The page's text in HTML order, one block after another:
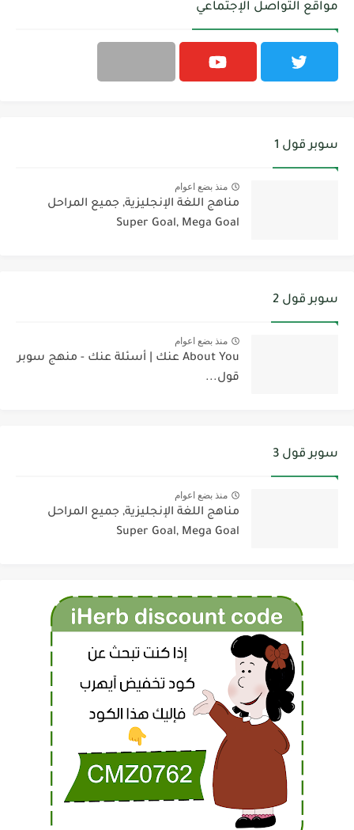
مواقع التواصل الإجتماعي
سوبر قول 1
منذ بضع اعوام
مناهج اللغة الإنجليزية, جميع المراحل
Super Goal, Mega Goal
سوبر قول 2
منذ بضع اعوام
About You عنك | أسئلة عنك - منهج سوبر
قول...
سوبر قول 3
منذ بضع اعوام
مناهج اللغة الإنجليزية, جميع المراحل
Super Goal, Mega Goal